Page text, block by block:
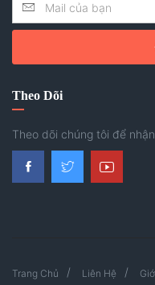
Theo Dõi
Theo dõi chúng tôi để
Trang Chủ Liên Hệ